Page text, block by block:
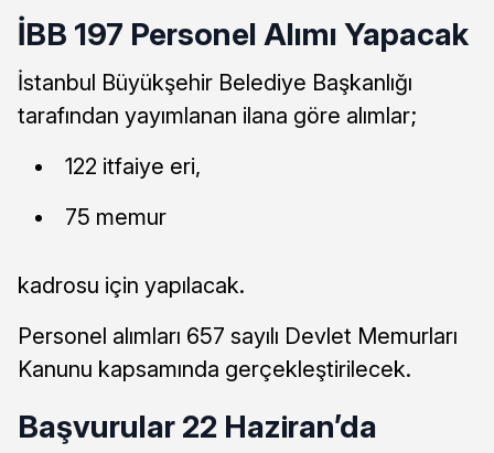
İBB 197 Personel Alımı Yapacak
İstanbul Büyükşehir Belediye Başkanlığı
tarafından yayımlanan ilana göre alımlar;
122 itfaiye eri,
75 memur
kadrosu için yapılacak.
Personel alımları 657 sayılı Devlet Memurları
Kanunu kapsamında gerçekleştirilecek.
Başvurular 22 Haziran’da